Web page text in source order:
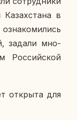
в
задали мно­
Рос­сий­ской
от­кры­та для